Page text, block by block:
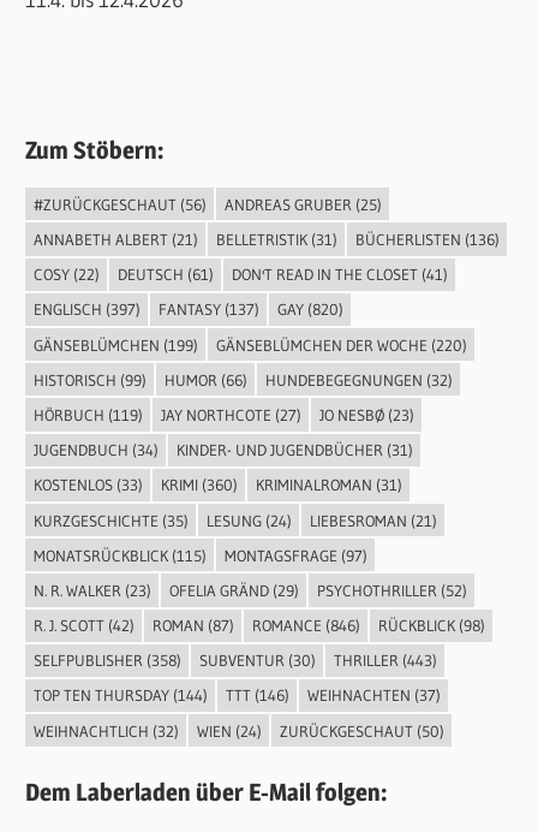
Zum Stöbern:
#ZURÜCKGESCHAUT(56) ANDREAS GRUBER (25)
ANNABETH ALBERT(21) BELLETRISTIK(31) BÜCHERLISTEN (136)
COSY(22) DEUTSCH (61) DON'T READ IN THE CLOSET(41)
ENGLISCH (397) FANTASY(137) GAY(820)
GÄNSEBLÜMCHEN (199) GÄNSEBLÜMCHEN DER WOCHE (220)
HISTORISCH (99) HUMOR (66) HUNDEBEGEGNUNGEN (32)
HÖRBUCH (119) JAY NORTHCOTE (27) JO NESBØ(23)
JUGENDBUCH (34) KINDER- UND JUGENDBÜCHER (31)
KOSTENLOS(33) KRIMI(360) KRIMINALROMAN (31)
KURZGESCHICHTE (35) LESUNG(24) LIEBESROMAN (21)
MONATSRÜCKBLICK(115) MONTAGSFRAGE (97)
N. R. WALKER (23) OFELIA GRÄND(29) PSYCHOTHRILLER (52)
R. J. SCOTT(42) ROMAN (87) ROMANCE (846) RÜCKBLICK(98)
SELFPUBLISHER(358) SUBVENTUR(30) THRILLER(443)
TOP TEN THURSDAY(144) TTT(146) WEIHNACHTEN (37)
WEIHNACHTLICH (32) WIEN (24) ZURÜCKGESCHAUT(50)
Dem Laberladen über E-Mail folgen: